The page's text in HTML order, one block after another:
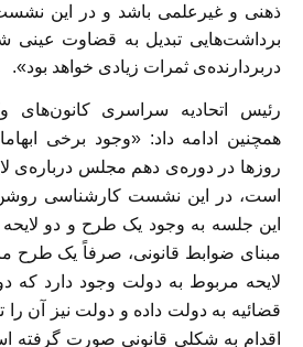
ذهنی و غیرعلمی باشد و در این
برداشت‌هایی تبدیل به قضاوت عینی
دربردارنده‌ی ثمرات زیادی خواهد بود».
رئيس اتحاديه سراسری كانون‌های
همچنین ادامه داد: «وجود برخی
روزها در دوره‌ی دهم مجلس درباره‌ی
است، در اين نشست کارشناسی روشن
این جلسه به وجود یک طرح و دو لایحه
مبنای ضوابط قانونی، صرفاً یک طرح
لایحه مربوط به دولت وجود دارد که
قضائیه به دولت داده و دولت نیز آن
اقدام به شکلی قانونی صورت گرفته